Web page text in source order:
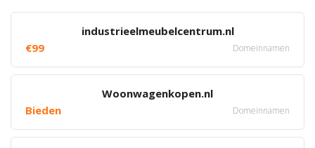
industrieelmeubelcentrum.nl
€99
Domeinnamen
Woonwagenkopen.nl
Bieden
Domeinnamen